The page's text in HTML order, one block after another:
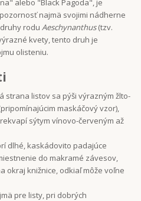
alebo "Black Pagoda", je
najmä svojimi nádherne
rodu Aeschynanthus(tzv.
kvety, tento druh je
olisteniu.
strana listov sa pýši výrazným žlto-
maskáčový vzor),
sýtym vínovo-červeným až
dlhé, kaskádovito padajúce
do makramé závesov,
okraj knižnice, odkiaľ môže voľne
pre listy, pri dobrých